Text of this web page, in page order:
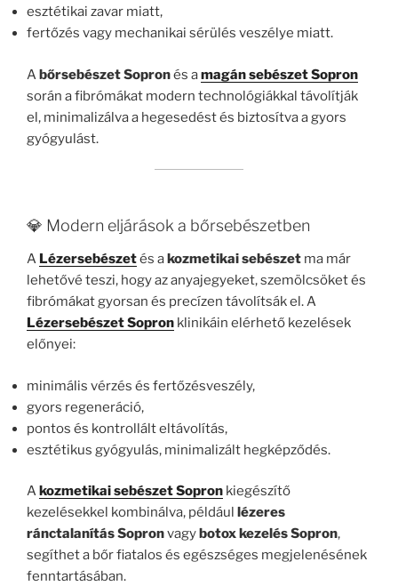
esztétikai zavar miatt,
fertőzés vagy mechanikai sérülés veszélye miatt.
Abőrsebészet Sopronés amagán sebészet Sopron
során a fibrómákat modern technológiákkal távolítják
el, minimalizálva a hegesedést és biztosítva a gyors
gyógyulást.
💎 Modern eljárások a bőrsebészetben
A Lézersebészetés a kozmetikai sebészet ma már
lehetővé teszi, hogy az anyajegyeket, szemölcsöket és
fibrómákat gyorsan és precízen távolítsák el. A
Lézersebészet Sopron klinikáin elérhető kezelések
előnyei:
minimális vérzés és fertőzésveszély,
gyors regeneráció,
pontos és kontrollált eltávolítás,
esztétikus gyógyulás, minimalizált hegképződés.
A kozmetikai sebészet Sopron kiegészítő
kezelésekkel kombinálva, például
lézeres
ránctalanítás Sopronvagy botox kezelés Sopron,
segíthet a bőr fiatalos és egészséges megjelenésének
fenntartásában.